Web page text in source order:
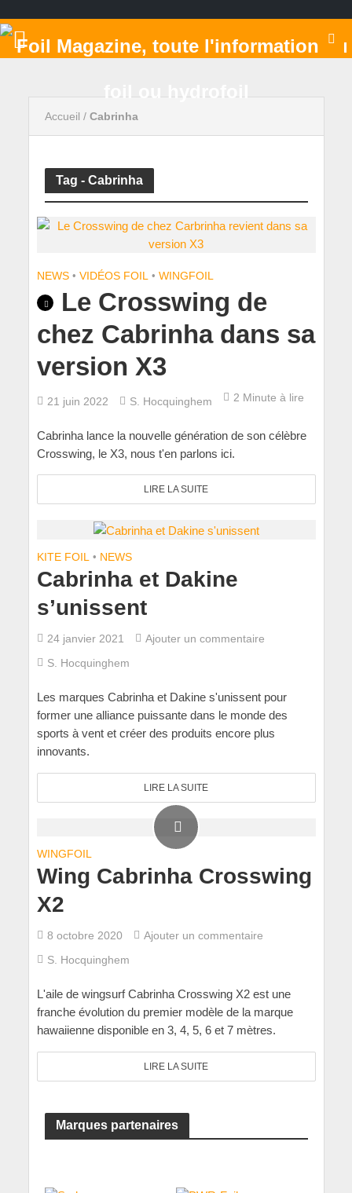
Accueil / Cabrinha
Tag - Cabrinha
NEWS • VIDÉOS FOIL • WINGFOIL
Le Crosswing de
chez Cabrinha dans sa
version X3
21 juin 2022 S. Hocquinghem 2 Minute à lire
Cabrinha lance la nouvelle génération de son célèbre
Crosswing, le X3, nous t'en parlons ici.
LIRE LA SUITE
KITE FOIL • NEWS
Cabrinha et Dakine
s’unissent
24 janvier 2021
Ajouter un commentaire
S. Hocquinghem
Les marques Cabrinha et Dakine s'unissent pour
former une alliance puissante dans le monde des
sports à vent et créer des produits encore plus
innovants.
LIRE LA SUITE
WINGFOIL
Wing Cabrinha Crosswing
X2
8 octobre 2020
Ajouter un commentaire
S. Hocquinghem
L'aile de wingsurf Cabrinha Crosswing X2 est une
franche évolution du premier modèle de la marque
hawaiienne disponible en 3, 4, 5, 6 et 7 mètres.
LIRE LA SUITE
Marques partenaires